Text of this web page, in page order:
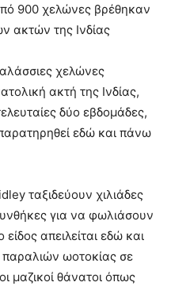
900 χελώνες βρέθηκαν
ακτών της Ινδίας
χελώνες
ακτή της Ινδίας,
δύο εβδομάδες,
εδώ και πάνω
ταξιδεύουν χιλιάδες
για να φωλιάσουν
απειλείται εδώ και
ωοτοκίας σε
μαζικοί θάνατοι όπως